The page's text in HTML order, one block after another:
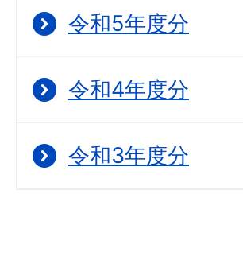
令和5年度分
令和4年度分
令和3年度分